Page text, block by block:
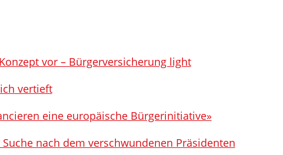
vor – Bürgerversicherung light
vertieft
eine europäische Bürgerinitiative»
nach dem verschwundenen Präsidenten